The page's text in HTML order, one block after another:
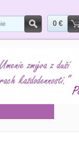
Hľadať
0 €